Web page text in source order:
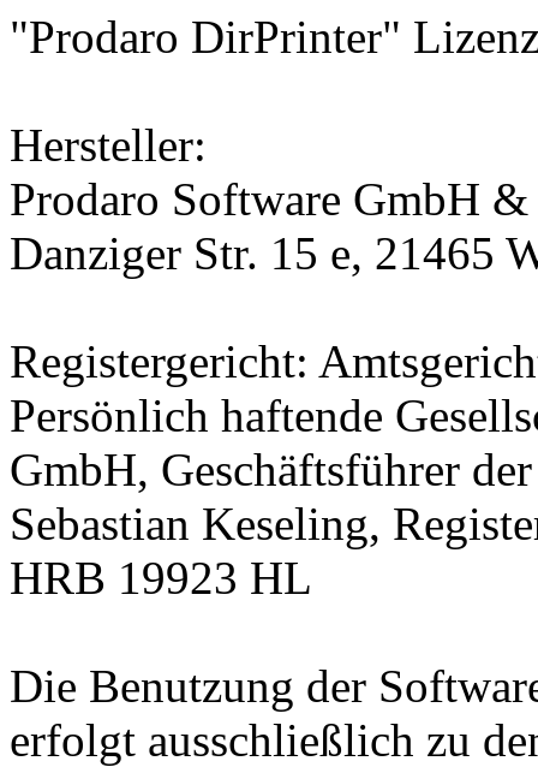
"Prodaro DirPrinter"
Hersteller:
Prodaro Software GmbH
Danziger Str. 15 e, 21465
Registergericht:
Persönlich haftende
GmbH, Geschäftsführer
Sebastian Keseling,
HRB 19923 HL
Die Benutzung der
erfolgt ausschließlich zu